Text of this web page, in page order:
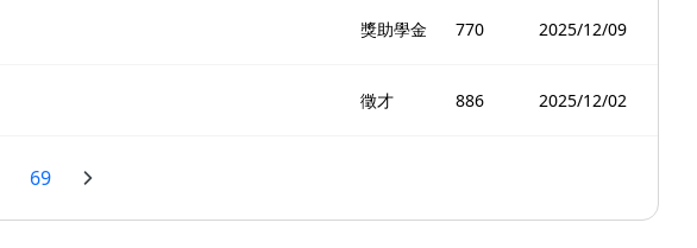
獎助學金 770 2025/12/09
徵才 886 2025/12/02
69